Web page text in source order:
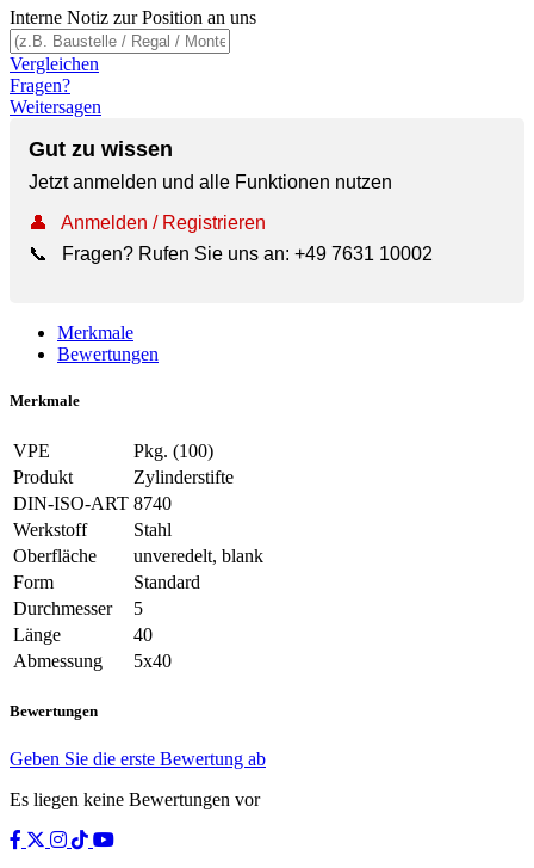
Interne Notiz zur Position an uns
Vergleichen
Fragen?
Weitersagen
Gut zu wissen
Jetzt anmelden und alle Funktionen nutzen
👤
Anmelden / Registrieren
📞
Fragen? Rufen Sie uns an: +49 7631 10002
Merkmale
Bewertungen
Merkmale
VPE
Pkg. (100)
Produkt
Zylinderstifte
DIN-ISO-ART 8740
Werkstoff
Stahl
Oberfläche
unveredelt, blank
Form
Standard
Durchmesser
5
Länge
40
Abmessung
5x40
Bewertungen
Geben Sie die erste Bewertung ab
Es liegen keine Bewertungen vor